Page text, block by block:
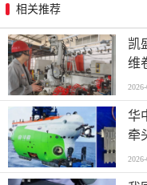
相关推荐
凯
维
——
华
牵
关
二